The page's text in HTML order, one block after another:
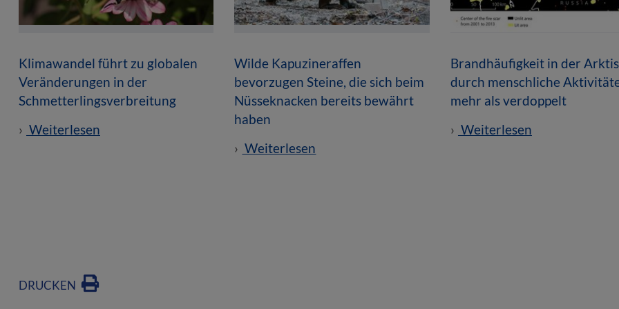
Klimawandel führt zu globalen
Veränderungen in der
Schmetterlingsverbreitung
Weiterlesen
Wilde Kapuzineraffen
bevorzugen Steine, die sich beim
Nüsseknacken bereits bewährt
haben
Weiterlesen
Brandhäufigkeit in der Arktis
durch menschliche
mehr als verdoppelt
Weiterlesen
DRUCKEN